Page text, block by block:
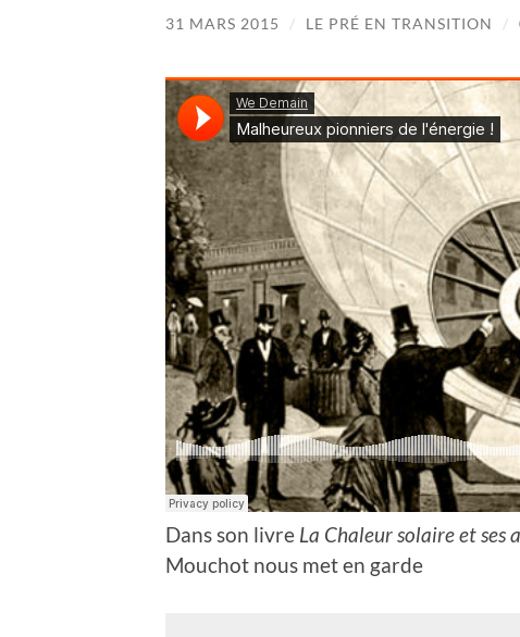
31 MARS 2015 / LE PRÉ EN TRANSITION /
Dans son livre La Chaleur solaire et
Mouchot nous met en garde